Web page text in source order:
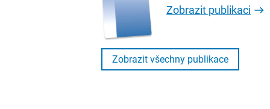
Zobrazit publikaci
Zobrazit všechny publikace